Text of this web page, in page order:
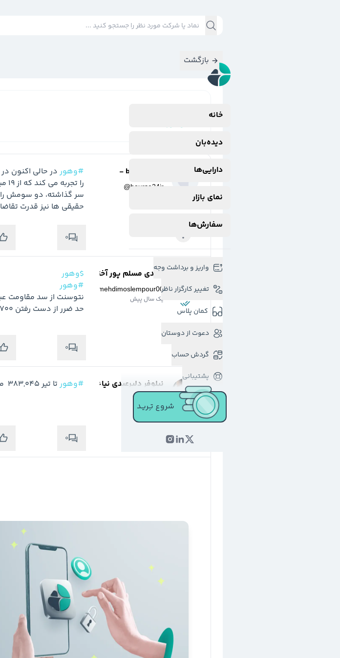
خانه
دیده‌بان
دارایی‌ها
نمای بازار
سفارش‌ها
واریز و برداشت وجه
تغییر کارگزار ناظر
کمان پلاس
دعوت از دوستان
گردش حساب
پشتیبانی
شروع تـِـریـد
بازگشت
bourse24ir -
@bourse24ir
#وهور
حقیقی ها نیز قدرت تقاضا 1,4 برابر عرضه است.
0
مهدی مسلم پور آخته خانه
mehdimoslempour00
یک سال پیش
$وهور
#وهور
حد ضرر از دست رفتن 1700
0
نیلوفر دلیرعبدی نیاء
@
3 سال پیش
#وهور تا تیر ۳۸۳,۰۴۵  میلیون ریال سود مجمع داشته است
0